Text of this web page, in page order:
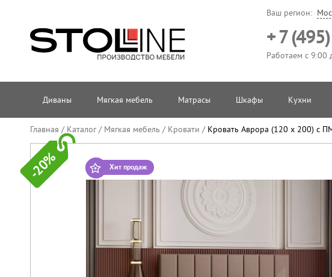
Ваш регион:
+ 7 (495)
Работаем с 9:00
Диваны Мягкая мебель Матрасы Шкафы Кухни
Главная / Каталог/ Мягкая мебель / Кровати / Кровать Аврора (120 х 200) с
-20% Хит продаж